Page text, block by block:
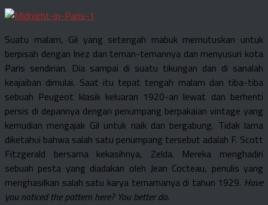
Suatu malam, Gil yang setengah mabuk memutuskan untuk
berpisah dengan Inez dan teman-temannya dan menyusuri kota
Paris sendirian. Dia sampai di suatu tikungan dan di sanalah
keajaiban dimulai. Saat itu tepat tengah malam dan tiba-tiba
sebuah Peugeot klasik keluaran 1920-an lewat dan berhenti
persis di depannya dengan penumpang berpakaian vintage yang
kemudian mengajak Gil untuk naik dan bergabung. Tidak lama
diketahui bahwa salah satu penumpang tersebut adalah F. Scott
Fitzgerald bersama kekasihnya, Zelda. Mereka menghadiri
sebuah pesta yang diadakan oleh Jean Cocteau, penulis yang
menghasilkan salah satu karya ternamanya di tahun 1929. Have
you noticed the pattern here? You better do.